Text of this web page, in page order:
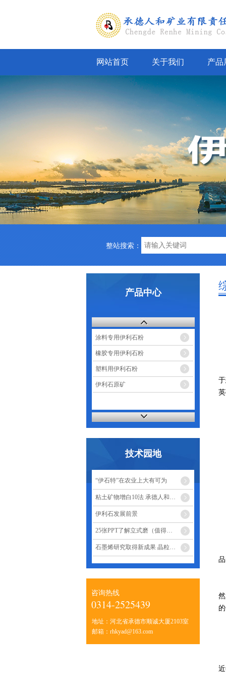
网站首页 关于我们 产品
整站搜索：
产品中心
涂料专用伊利石粉
橡胶专用伊利石粉
塑料用伊利石粉
伊利石原矿
技术园地
“伊石特”在农业上大有可为
粘土矿物增白10法 承德人和矿业
伊利石发展前景
25张PPT了解立式磨（值得收藏）
石墨烯研究取得新成果 晶粒尺寸调控-承德人和矿业
咨询热线
0314-2525439
地址：河北省承德市顺诚大厦2103室
邮箱：rhkyad@163.com